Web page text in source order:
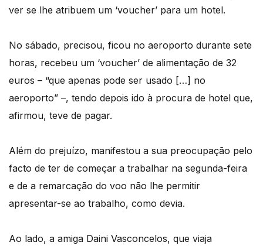
ver se lhe atribuem um ‘voucher’ para um hotel.
No sábado, precisou, ficou no aeroporto durante sete
horas, recebeu um ‘voucher’ de alimentação de 32
euros – “que apenas pode ser usado […] no
aeroporto” –, tendo depois ido à procura de hotel que,
afirmou, teve de pagar.
Além do prejuízo, manifestou a sua preocupação pelo
facto de ter de começar a trabalhar na segunda-feira
e de a remarcação do voo não lhe permitir
apresentar-se ao trabalho, como devia.
Ao lado, a amiga Daini Vasconcelos, que viaja